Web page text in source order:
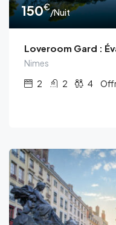
150€/Nuit
Loveroom Gard :
Nimes
2
2 4